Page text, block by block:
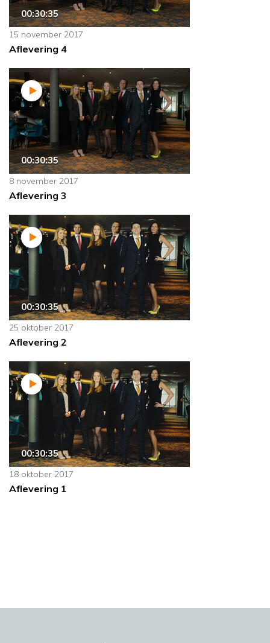
00:30:35
15 november 2017
Aflevering 4
00:30:35
8 november 2017
Aflevering 3
00:30:35
25 oktober 2017
Aflevering 2
00:30:35
18 oktober 2017
Aflevering 1